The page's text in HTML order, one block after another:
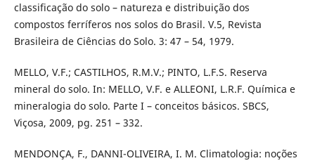
classificação do solo – natureza e distribuição dos
compostos ferríferos nos solos do Brasil. V.5, Revista
Brasileira de Ciências do Solo. 3: 47 – 54, 1979.
MELLO, V.F.; CASTILHOS, R.M.V.; PINTO, L.F.S. Reserva
mineral do solo. In: MELLO, V.F. e ALLEONI, L.R.F. Química e
mineralogia do solo. Parte I – conceitos básicos. SBCS,
Viçosa, 2009, pg. 251 – 332.
MENDONÇA, F., DANNI-OLIVEIRA, I. M. Climatologia: noções